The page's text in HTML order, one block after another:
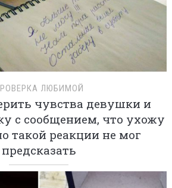
ЛЮБИМОЙ
чувства девушки и
с сообщением, что ухожу
такой реакции не мог
предсказать